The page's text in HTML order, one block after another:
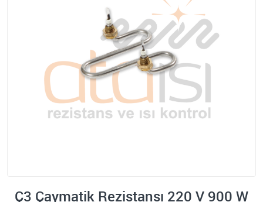
Ç3 Çaymatik Rezistansı 220 V 900 W